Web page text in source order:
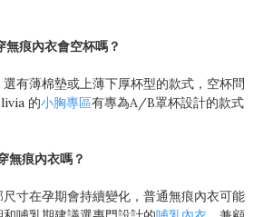
痕內衣會空杯嗎？
有薄棉墊或上薄下厚杯型的款式，空杯問
的小胸專區有專為A/B罩杯設計的款式
無痕內衣嗎？
寸在孕期會持續變化，普通無痕內衣可能